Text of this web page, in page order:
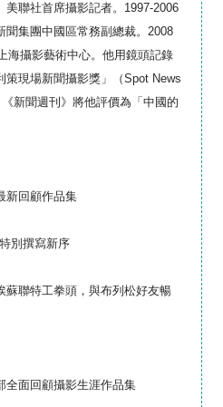
聯社首席攝影記者。1997-2006
集團中國區常務副總裁。2008
海攝影藝術中心。他用鏡頭記錄
現場新聞攝影獎」（Spot News
新聞週刊》將他評價為「中國的
新回顧作品集
別撰寫新序
蘇聯特工拳頭，與布列松好友暢
全面回顧攝影生涯作品集